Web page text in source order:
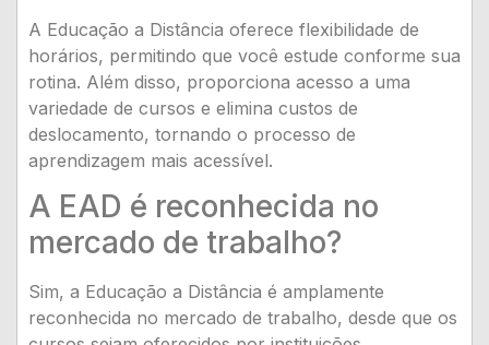
A Educação a Distância oferece flexibilidade de
horários, permitindo que você estude conforme sua
rotina. Além disso, proporciona acesso a uma
variedade de cursos e elimina custos de
deslocamento, tornando o processo de
aprendizagem mais acessível.
A EAD é reconhecida no
mercado de trabalho?
Sim, a Educação a Distância é amplamente
reconhecida no mercado de trabalho, desde que os